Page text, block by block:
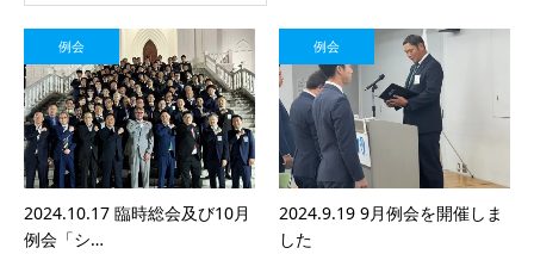
例会
2024.10.17 臨時総会及び10月
例会「シ…
例会
2024.9.19 9月例会を開催しま
した